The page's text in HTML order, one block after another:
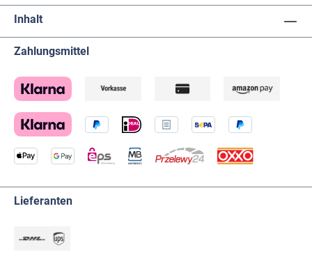
Inhalt
Zahlungsmittel
Lieferanten